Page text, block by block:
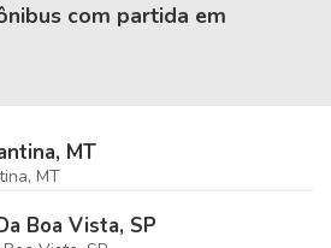
com partida em
MT
MT
Boa Vista, SP